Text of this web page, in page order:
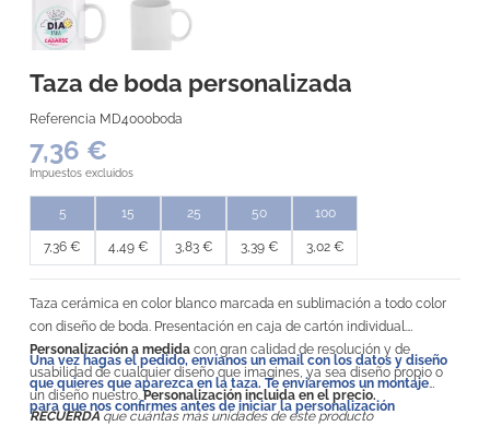
Taza de boda personalizada
Referencia MD4000boda
7,36 €
Impuestos excluidos
5
7,36 €
15
4,49 €
25
3,83 €
50
3,39 €
100
3,02 €
Taza cerámica en color blanco marcada en sublimación a todo color
con diseño de boda. Presentación en caja de cartón individual.
Personalización a medida con gran calidad de resolución y de
usabilidad de cualquier diseño que imagines, ya sea diseño propio o
un diseño nuestro.Personalización incluida en el precio.
Una vez hagas el pedido, envíanos un email con los datos y diseño
que quieres que aparezca en la taza. Te enviaremos un montaje
para que nos confirmes antes de iniciar la personalización
RECUERDA que cuántas más unidades de este producto